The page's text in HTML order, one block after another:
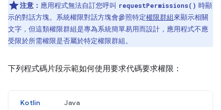
注意： 應用程式無法自訂您呼叫 requestPermissions() 時顯
示的對話方塊。系統權限對話方塊會參照特定權限群組來顯示相關
文字，但這類權限群組是專為系統簡單易用而設計，應用程式不應
受限於所需權限是否屬於特定權限群組。
下列程式碼片段示範如何使用要求代碼要求權限：
Kotlin Java